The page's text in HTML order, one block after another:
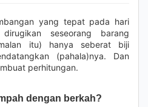
yang tepat pada hari
seseorang barang
itu) hanya seberat biji
(pahala)nya. Dan
perhitungan.
dengan berkah?